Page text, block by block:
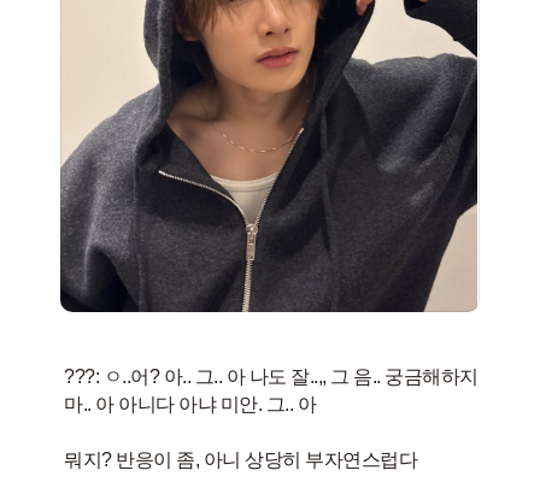
???: ㅇ..어? 아.. 그.. 아 나도 잘..,, 그 음.. 궁금해하지
마.. 아 아니다 아냐 미안. 그.. 아
뭐지? 반응이 좀, 아니 상당히 부자연스럽다